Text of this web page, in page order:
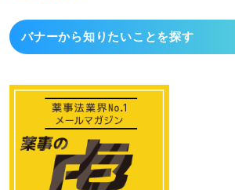
バナーから知りたいことを探す